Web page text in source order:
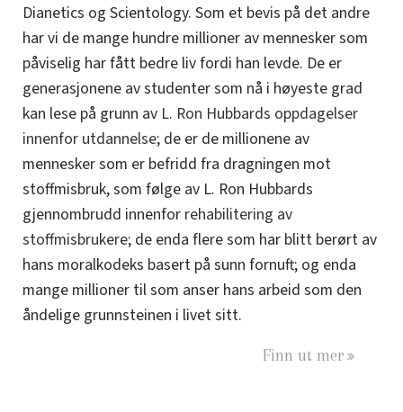
Dianetics og Scientology. Som et bevis på det andre
har vi de mange hundre millioner av mennesker som
påviselig har fått bedre liv fordi han levde. De er
generasjonene av studenter som nå i høyeste grad
kan lese på grunn av L. Ron Hubbards oppdagelser
innenfor utdannelse; de er de millionene av
mennesker som er befridd fra dragningen mot
stoffmisbruk, som følge av L. Ron Hubbards
gjennombrudd innenfor rehabilitering av
stoffmisbrukere; de enda flere som har blitt berørt av
hans moralkodeks basert på sunn fornuft; og enda
mange millioner til som anser hans arbeid som den
åndelige grunnsteinen i livet sitt.
Finn ut mer